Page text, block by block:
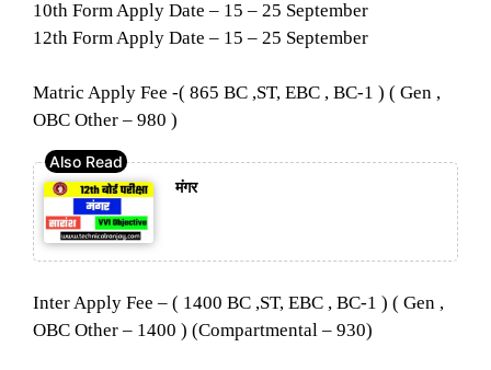
10th Form Apply Date – 15 – 25 September
12th Form Apply Date – 15 – 25 September
Matric Apply Fee -( 865 BC ,ST, EBC , BC-1 ) ( Gen ,
OBC Other – 980 )
मंगर
Inter Apply Fee – ( 1400 BC ,ST, EBC , BC-1 ) ( Gen ,
OBC Other – 1400 ) (Compartmental – 930)